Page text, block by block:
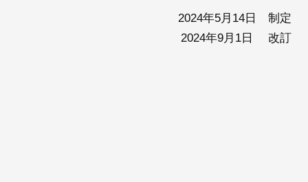
2024年5月14日 制定
2024年9月1日 改訂